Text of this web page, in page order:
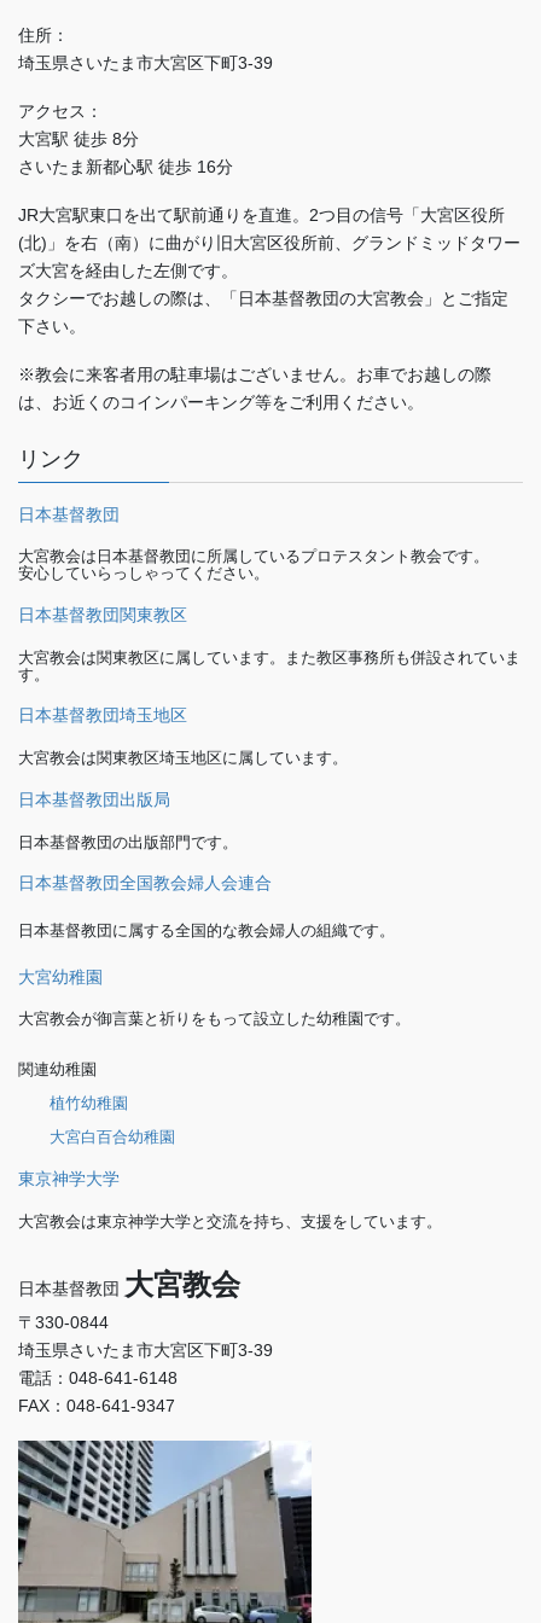
住所：
埼玉県さいたま市大宮区下町3-39
アクセス：
大宮駅 徒歩 8分
さいたま新都心駅 徒歩 16分
JR大宮駅東口を出て駅前通りを直進。2つ目の信号「大宮区役所
(北)」を右（南）に曲がり旧大宮区役所前、グランドミッドタワー
ズ大宮を経由した左側です。
タクシーでお越しの際は、「日本基督教団の大宮教会」とご指定
下さい。
※教会に来客者用の駐車場はございません。お車でお越しの際
は、お近くのコインパーキング等をご利用ください。
リンク
日本基督教団
大宮教会は日本基督教団に所属しているプロテスタント教会です。
安心していらっしゃってください。
日本基督教団関東教区
大宮教会は関東教区に属しています。また教区事務所も併設されていま
す。
日本基督教団埼玉地区
大宮教会は関東教区埼玉地区に属しています。
日本基督教団出版局
日本基督教団の出版部門です。
日本基督教団全国教会婦人会連合
日本基督教団に属する全国的な教会婦人の組織です。
大宮幼稚園
大宮教会が御言葉と祈りをもって設立した幼稚園です。
関連幼稚園
植竹幼稚園
大宮白百合幼稚園
東京神学大学
大宮教会は東京神学大学と交流を持ち、支援をしています。
日本基督教団 大宮教会
〒330-0844
埼玉県さいたま市大宮区下町3-39
電話：048-641-6148
FAX：048-641-9347